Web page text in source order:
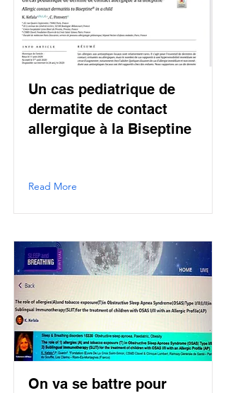
Un cas pediatrique de
dermatite de contact
allergique à la Biseptine
Read More
On va se battre pour